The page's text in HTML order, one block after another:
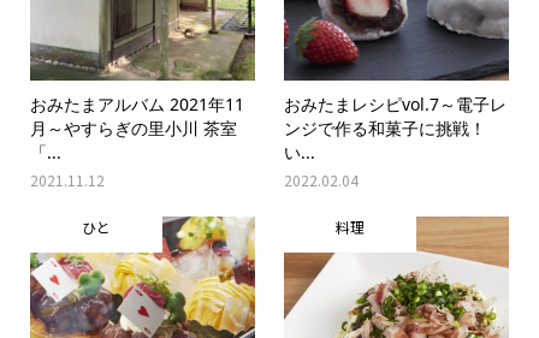
おみたまアルバム 2021年11
月～やすらぎの里小川 茶室
「...
2021.11.12
おみたまレシピvol.7～電子レ
ンジで作る和菓子に挑戦！
い...
2022.02.04
ひと 料理